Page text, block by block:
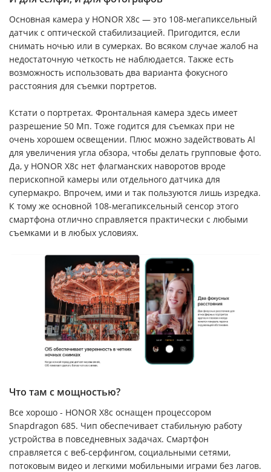
Основная камера у HONOR X8c — это 108-мегапиксельный
датчик с оптической стабилизацией. Пригодится, если
снимать ночью или в сумерках. Во всяком случае жалоб на
недостаточную четкость не наблюдается. Также есть
возможность использовать два варианта фокусного
расстояния для съемки портретов.
Кстати о портретах. Фронтальная камера здесь имеет
разрешение 50 Мп. Тоже годится для съемках при не
очень хорошем освещении. Плюс можно задействовать AI
для увеличения угла обзора, чтобы делать групповые фото.
Да, у HONOR X8c нет флагманских наворотов вроде
перископной камеры или отдельного датчика для
супермакро. Впрочем, ими и так пользуются лишь изредка.
К тому же основной 108-мегапиксельный сенсор этого
смартфона отлично справляется практически с любыми
съемками и в любых условиях.
Что там с мощностью?
Все хорошо - HONOR X8c оснащен процессором
Snapdragon 685. Чип обеспечивает стабильную работу
устройства в повседневных задачах. Смартфон
справляется с веб-серфингом, социальными сетями,
потоковым видео и легкими мобильными играми без лагов.